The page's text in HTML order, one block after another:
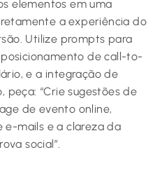
elementos em uma
a experiência do
Utilize prompts para
de call-to-
e a integração de
peça: “Crie sugestões de
de evento online,
mails e a clareza da
social”.